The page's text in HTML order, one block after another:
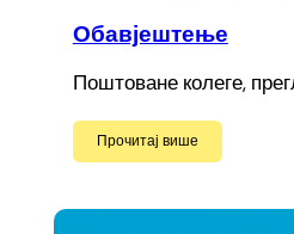
Обавјештење
Поштоване колеге,
Прочитај више